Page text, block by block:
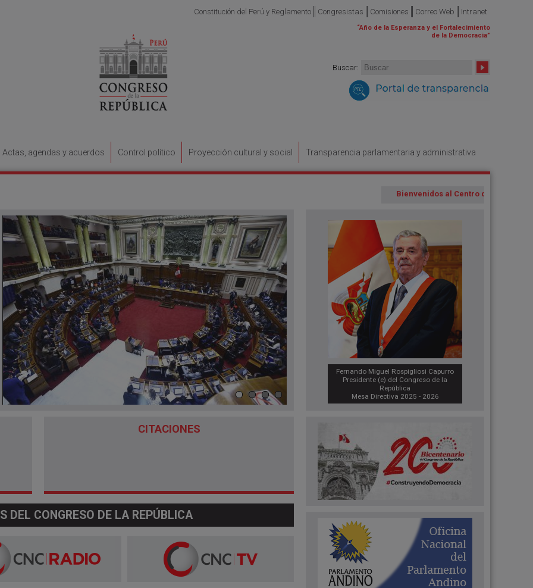
Constitución del Perú y Reglamento Congresistas Comisiones Correo Web Intranet
“Año de la Esperanza y el Fortalecimiento
de la Democracia”
Buscar:
Actas, agendas y acuerdos Control político Proyección cultural y social Transparencia parlamentaria y administrativa
Bienvenidos al Centro de Noticias del
CÁMARA DE DIPUTADOS GUARDA
UN MINUTO DE SILENCIO POR
VÍCTIMAS DEL ACCIDENTE AÉREO
EN NAZCA
A solicitud de la diputada Mady Yonz Núñez
Más información »
CITACIONES
DEL CONGRESO DE LA REPÚBLICA
Fernando Miguel Rospigliosi Capurro
Presidente (e) del Congreso de la
República
Mesa Directiva 2025 - 2026